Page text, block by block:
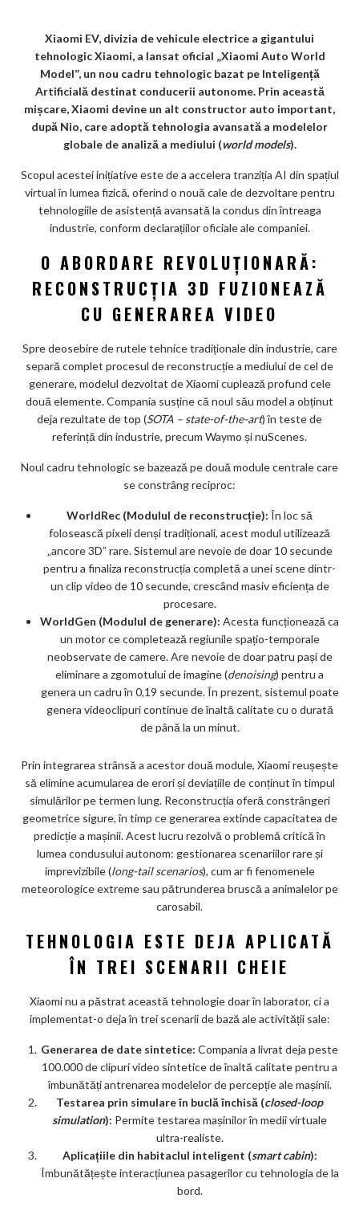
o
o
k
m
ar
ks
Xiaomi EV, divizia de vehicule electrice a gigantului
tehnologic Xiaomi, a lansat oficial „Xiaomi Auto World
Model”, un nou cadru tehnologic bazat pe Inteligență
Artificială destinat conducerii autonome. Prin această
mișcare, Xiaomi devine un alt constructor auto important,
după Nio, care adoptă tehnologia avansată a modelelor
globale de analiză a mediului (world models).
Scopul acestei inițiative este de a accelera tranziția AI din spațiul
virtual în lumea fizică, oferind o nouă cale de dezvoltare pentru
tehnologiile de asistență avansată la condus din întreaga
industrie, conform declarațiilor oficiale ale companiei.
O ABORDARE REVOLUȚIONARĂ:
RECONSTRUCȚIA 3D FUZIONEAZĂ
CU GENERAREA VIDEO
Spre deosebire de rutele tehnice tradiționale din industrie, care
separă complet procesul de reconstrucție a mediului de cel de
generare, modelul dezvoltat de Xiaomi cuplează profund cele
două elemente. Compania susține că noul său model a obținut
deja rezultate de top (SOTA – state-of-the-art) în teste de
referință din industrie, precum Waymo și nuScenes.
Noul cadru tehnologic se bazează pe două module centrale care
se constrâng reciproc:
WorldRec (Modulul de reconstrucție): În loc să
folosească pixeli denși tradiționali, acest modul utilizează
„ancore 3D” rare. Sistemul are nevoie de doar 10 secunde
pentru a finaliza reconstrucția completă a unei scene dintr-
un clip video de 10 secunde, crescând masiv eficiența de
procesare.
WorldGen (Modulul de generare): Acesta funcționează ca
un motor ce completează regiunile spațio-temporale
neobservate de camere. Are nevoie de doar patru pași de
eliminare a zgomotului de imagine (denoising) pentru a
genera un cadru în 0,19 secunde. În prezent, sistemul poate
genera videoclipuri continue de înaltă calitate cu o durată
de până la un minut.
Prin integrarea strânsă a acestor două module, Xiaomi reușește
să elimine acumularea de erori și deviațiile de conținut în timpul
simulărilor pe termen lung. Reconstrucția oferă constrângeri
geometrice sigure, în timp ce generarea extinde capacitatea de
predicție a mașinii. Acest lucru rezolvă o problemă critică în
lumea condusului autonom: gestionarea scenariilor rare și
imprevizibile (long-tail scenarios), cum ar fi fenomenele
meteorologice extreme sau pătrunderea bruscă a animalelor pe
carosabil.
TEHNOLOGIA ESTE DEJA APLICATĂ
ÎN TREI SCENARII CHEIE
Xiaomi nu a păstrat această tehnologie doar în laborator, ci a
implementat-o deja în trei scenarii de bază ale activității sale:
Generarea de date sintetice: Compania a livrat deja peste
100.000 de clipuri video sintetice de înaltă calitate pentru a
îmbunătăți antrenarea modelelor de percepție ale mașinii.
Testarea prin simulare în buclă închisă (closed-loop
simulation): Permite testarea mașinilor în medii virtuale
ultra-realiste.
Aplicațiile din habitaclul inteligent (smart cabin):
Îmbunătățește interacțiunea pasagerilor cu tehnologia de la
bord.